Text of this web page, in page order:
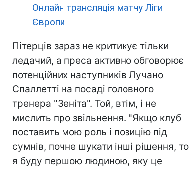
Онлайн трансляція матчу Ліги
Європи
Пітерців зараз не критикує тільки
ледачий, а преса активно обговорює
потенційних наступників Лучано
Спаллетті на посаді головного
тренера "Зеніта". Той, втім, і не
мислить про звільнення. "Якщо клуб
поставить мою роль і позицію під
сумнів, почне шукати інші рішення, то
я буду першою людиною, яку це